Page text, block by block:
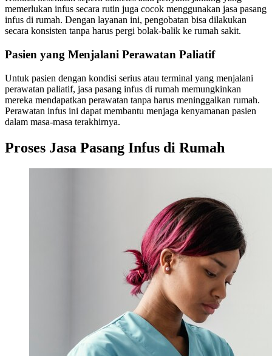
memerlukan infus secara rutin juga cocok menggunakan jasa pasang
infus di rumah. Dengan layanan ini, pengobatan bisa dilakukan
secara konsisten tanpa harus pergi bolak-balik ke rumah sakit.
Pasien yang Menjalani Perawatan Paliatif
Untuk pasien dengan kondisi serius atau terminal yang menjalani
perawatan paliatif, jasa pasang infus di rumah memungkinkan
mereka mendapatkan perawatan tanpa harus meninggalkan rumah.
Perawatan infus ini dapat membantu menjaga kenyamanan pasien
dalam masa-masa terakhirnya.
Proses Jasa Pasang Infus di Rumah